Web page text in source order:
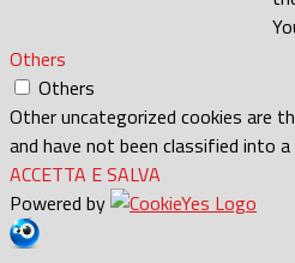
Others
Others
Other uncategorized cookies are
and have not been classified into
ACCETTA E SALVA
Powered by